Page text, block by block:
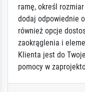
ramę, określ
dodaj odpowiednie
również opcje
zaokrąglenia i
Klienta jest do
pomocy w